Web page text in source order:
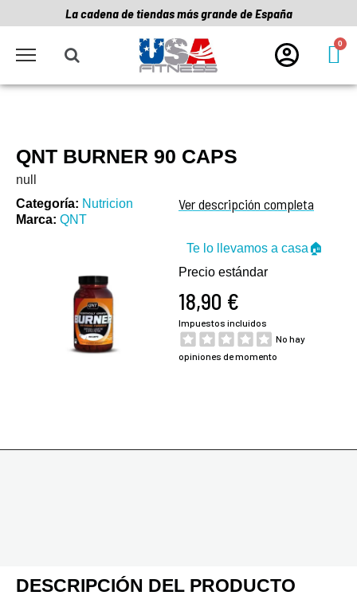
La cadena de tiendas más grande de España
QNT BURNER 90 CAPS
null
Categoría
Nutricion
Marca QNT
Ver descripción completa
Te lo llevamos a casa🏠
Precio estándar
18,90 €
Impuestos incluidos
No hay
opiniones de momento
DESCRIPCIÓN DEL PRODUCTO